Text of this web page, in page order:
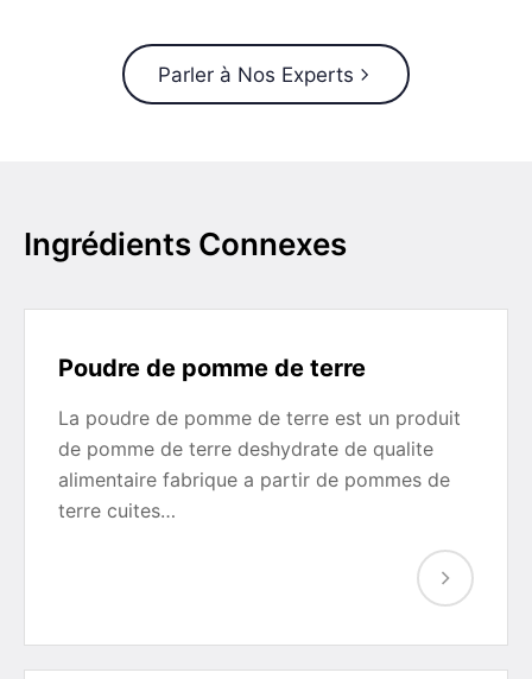
Parler à Nos Experts
Ingrédients Connexes
Poudre de pomme de terre
La poudre de pomme de terre est un produit
de pomme de terre deshydrate de qualite
alimentaire fabrique a partir de pommes de
terre cuites…